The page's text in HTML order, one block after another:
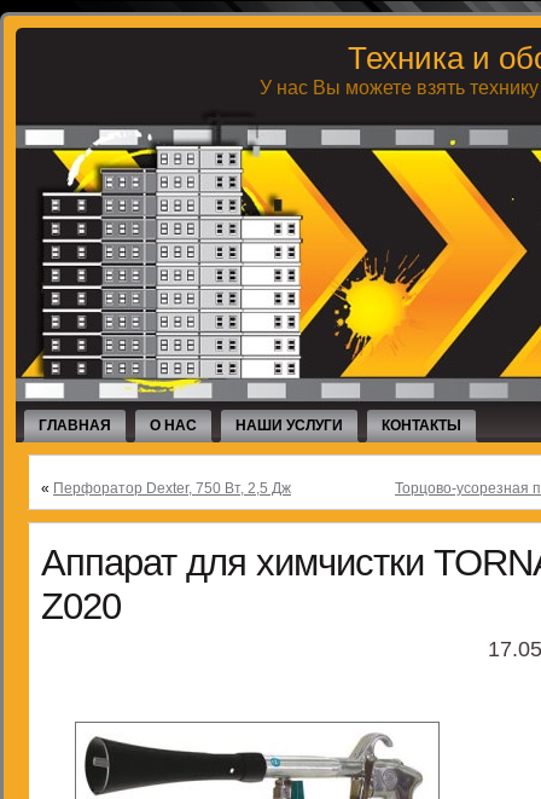
Техника и
У нас Вы можете взять
ГЛАВНАЯ О НАС НАШИ УСЛУГИ КОНТАКТЫ
« Перфоратор Dexter, 750 Вт, 2,5 Дж Торцово-усорезная
Аппарат для химчистки
Z020